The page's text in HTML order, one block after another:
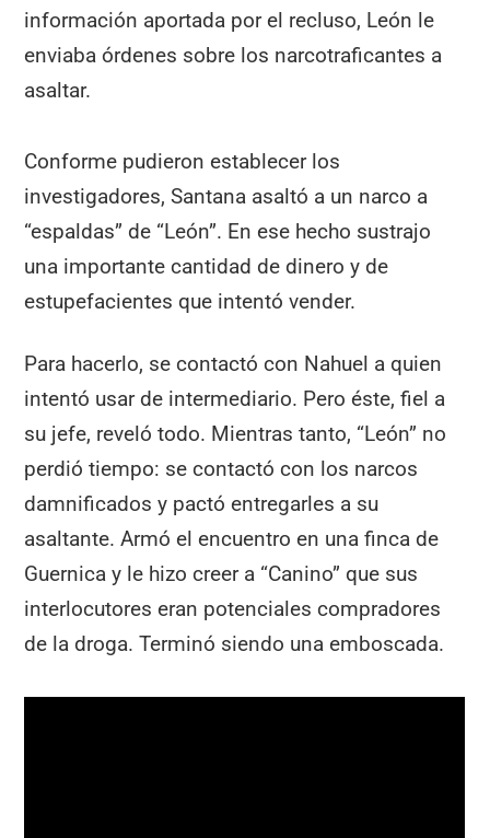
información aportada por el recluso, León le
enviaba órdenes sobre los narcotraficantes a
asaltar.
Conforme pudieron establecer los
investigadores, Santana asaltó a un narco a
“espaldas” de “León”. En ese hecho sustrajo
una importante cantidad de dinero y de
estupefacientes que intentó vender.
Para hacerlo, se contactó con Nahuel a quien
intentó usar de intermediario. Pero éste, fiel a
su jefe, reveló todo. Mientras tanto, “León” no
perdió tiempo: se contactó con los narcos
damnificados y pactó entregarles a su
asaltante. Armó el encuentro en una finca de
Guernica y le hizo creer a “Canino” que sus
interlocutores eran potenciales compradores
de la droga. Terminó siendo una emboscada.